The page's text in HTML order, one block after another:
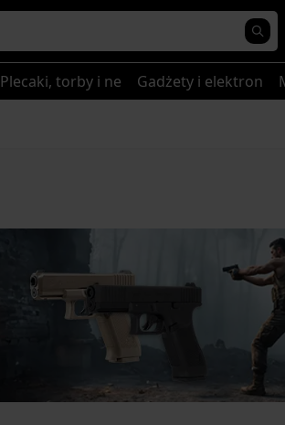
Plecaki, torby i nerkiGadżety i elektronika